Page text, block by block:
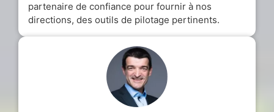
partenaire de confiance pour fournir à nos
directions, des outils de pilotage pertinents.